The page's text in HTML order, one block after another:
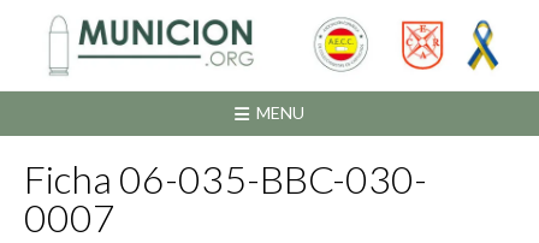
contenido
MENU
Ficha 06-035-BBC-030-
0007